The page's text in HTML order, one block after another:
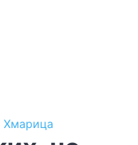
Хмарица